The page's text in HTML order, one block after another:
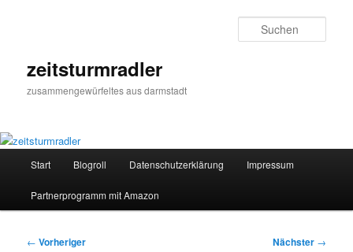
zeitsturmradler
zusammengewürfeltes aus darmstadt
Start Blogroll Datenschutzerklärung Impressum
Partnerprogramm mit Amazon
Beitragsnavigation
← Vorheriger Nächster →